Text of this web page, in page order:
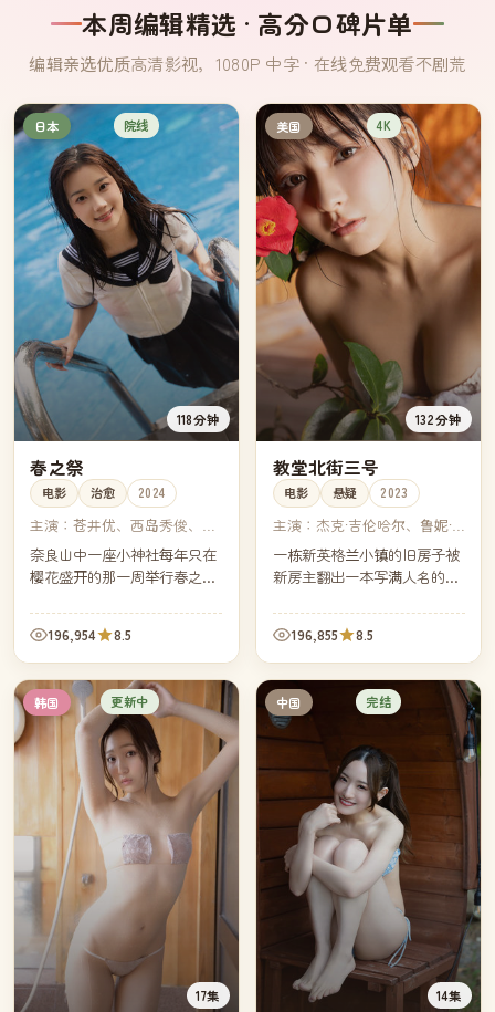
本周编辑精选 · 高分口碑片单
编辑亲选优质高清影视，1080P 中字 · 在线免费观看不剧荒
日本 院线
118分钟
春之祭
电影 治愈 2024
主演：苍井优、西岛秀俊、田
中丽奈、永山瑛太
奈良山中一座小神社每年只在
樱花盛开的那一周举行春之
被母亲带回家乡的小女孩，意
外卷进了祭典背后的家族纠
葛。
196,954 8.5
美国 4K
132分钟
教堂北街三号
电影 悬疑 2023
主演： 杰克·吉伦哈尔、鲁妮·
玛拉、杰西·普莱蒙、凯特·布
兰切特
一栋新英格兰小镇的旧房子被
新房主翻出一本写满人名的笔
那些名字都是过去三十年里在
这栋屋子前停过车的人。
196,855 8.5
韩国 更新中
17集
中国 完结
14集